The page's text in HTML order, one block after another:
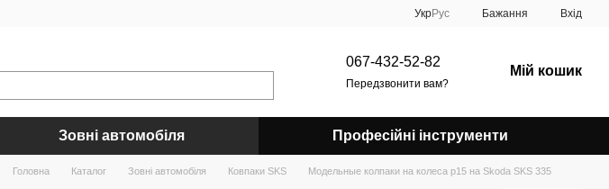
УкрРус Бажання Вхід
067-432-52-82
Передзвонити вам?
Мій кошик
Зовні автомобіля Професійні інструменти
Головна Каталог Зовні автомобіля Ковпаки SKS Модельные колпаки на колеса р15 на Skoda SKS 335